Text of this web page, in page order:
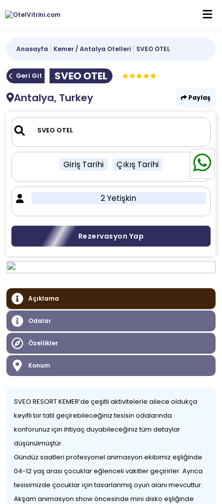
Anasayfa Kemer / Antalya Otelleri SVEO OTEL
Geri Git
SVEO OTEL
Antalya, Turkey
Paylaş
Giriş Tarihi Çıkış Tarihi
2 Yetişkin
Rezervasyon Yap
Açıklama
Odalar
Özellikler
Konum
SVEO RESORT KEMER’de çeşitli aktivitelerle ailece oldukça
keyifli bir tatil geçirebileceğiniz tesisin odalarında
konforunuz için ihtiyaç duyabileceğiniz tüm detaylar
düşünülmüştür.
Gündüz saatleri profesyonel animasyon ekibimiz eşliğinde
04-12 yaş arası çocuklar eğlenceli vakitler geçirirler. Ayrıca
tesisimizde çocuklar için tasarlanmış oyun alanı mevcuttur.
Akşam animasyon show öncesinde mini disko eşliğinde